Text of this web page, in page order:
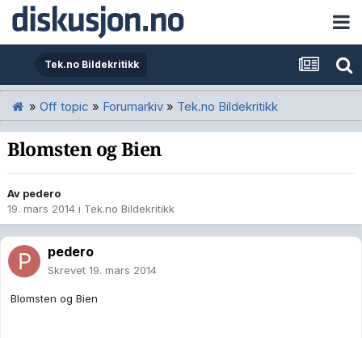
Tek.no Bildekritikk
» Off topic » Forumarkiv » Tek.no Bildekritikk
Blomsten og Bien
Av pedero
19. mars 2014 i Tek.no Bildekritikk
pedero
Skrevet 19. mars 2014
Blomsten og Bien